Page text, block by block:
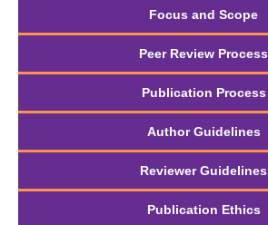
Focus and Scope
Peer Review Process
Publication Process
Author Guidelines
Reviewer Guidelines
Publication Ethics